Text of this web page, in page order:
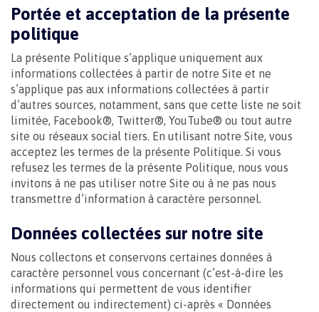
Portée et acceptation de la présente
politique
La présente Politique s’applique uniquement aux
informations collectées à partir de notre Site et ne
s’applique pas aux informations collectées à partir
d’autres sources, notamment, sans que cette liste ne soit
limitée, Facebook®, Twitter®, YouTube® ou tout autre
site ou réseaux social tiers. En utilisant notre Site, vous
acceptez les termes de la présente Politique. Si vous
refusez les termes de la présente Politique, nous vous
invitons à ne pas utiliser notre Site ou à ne pas nous
transmettre d’information à caractère personnel.
Données collectées sur notre site
Nous collectons et conservons certaines données à
caractère personnel vous concernant (c’est-à-dire les
informations qui permettent de vous identifier
directement ou indirectement) ci-après « Données